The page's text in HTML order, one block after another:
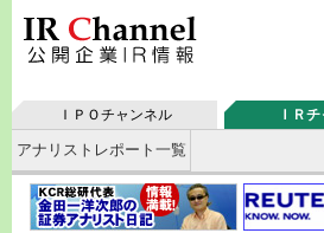
ＩＰＯチャンネル ＩＲ
アナリストレポート一覧